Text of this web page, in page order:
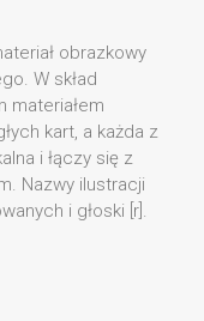
obrazkowy
W skład
materiałem
kart, a każda z
i łączy się z
Nazwy ilustracji
i głoski [r].